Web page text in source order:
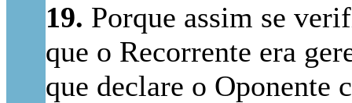
19. Porque assim se
que o Recorrente era
que declare o Oponente